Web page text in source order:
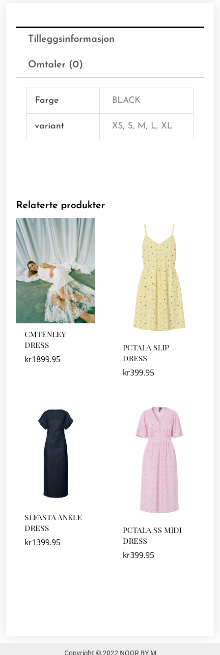
Tilleggsinformasjon
Omtaler (0)
Farge BLACK
variant XS, S, M, L, XL
Relaterte produkter
CMTENLEY
DRESS
kr1899.95
PCTALA SLIP
DRESS
kr399.95
SLFASTA ANKLE
DRESS
kr1399.95
PCTALA SS MIDI
DRESS
kr399.95
Copyright © 2022 NOOR BY M